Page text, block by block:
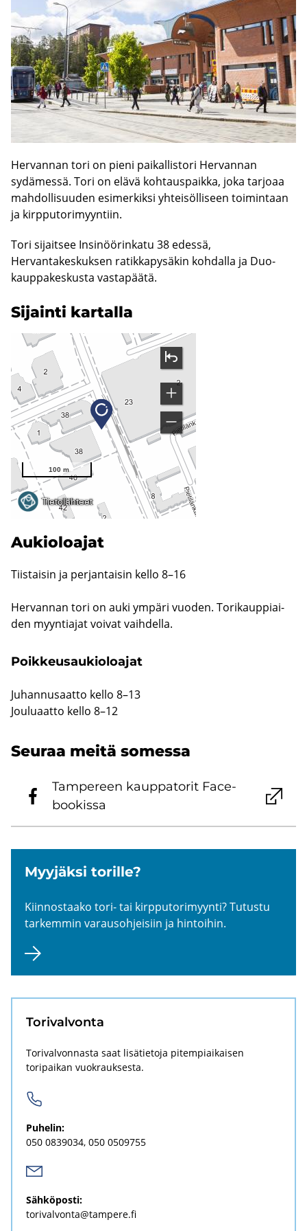
Hervannan tori on pieni paikallistori Hervannan
sydämessä. Tori on elävä kohtauspaikka, joka tarjoaa
mahdollisuuden esimerkiksi yhteisölliseen toimintaan
ja kirpputorimyyntiin.
Tori sijaitsee Insinöörinkatu 38 edessä,
Hervantakeskuksen ratikkapysäkin kohdalla ja Duo-
kauppakeskusta vastapäätä.
Si­jain­ti kar­tal­la
Au­kio­loa­jat
Tiis­tai­sin ja per­jan­tai­sin kello 8–16
Her­van­nan tori on auki ym­pä­ri vuo­den. To­ri­kaup­piai­
den myyn­tia­jat voi­vat vaih­del­la.
Poik­keus­au­kio­loa­jat
Ju­han­nusaat­to kello 8–13
Jou­lu­aat­to kello 8–12
Seu­raa meitä so­mes­sa
Tam­pe­reen kaup­pa­to­rit Face­
boo­kis­sa
Myy­jäk­si to­ril­le?
Kiin­nos­taa­ko tori- tai kirp­pu­to­ri­myyn­ti? Tu­tus­tu
tar­kem­min va­raus­oh­jei­siin ja hin­toi­hin.
To­ri­val­von­ta
Torivalvonnasta saat lisätietoja pitempiaikaisen
toripaikan vuokrauksesta.
Pu­he­lin:
050 0839034 050 0509755
Säh­kö­pos­ti:
to­ri­val­von­ta@tam­pe­re.fi